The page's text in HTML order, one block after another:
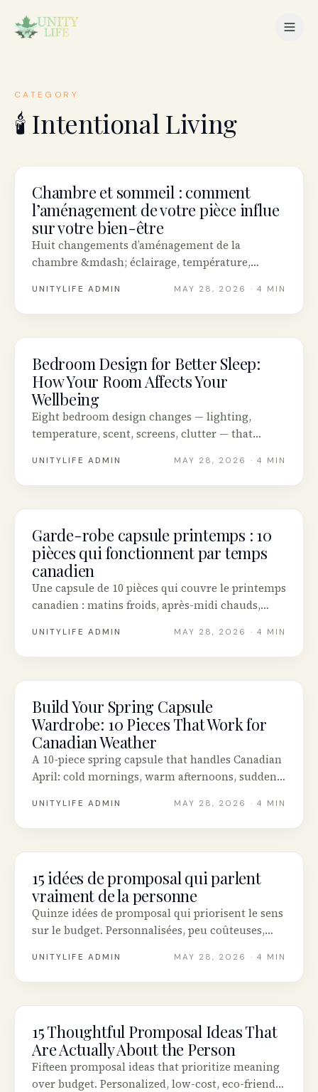
CATEGORY
🕯️ Intentional Living
INTENTIONAL LIVING
Chambre et sommeil : comment
l’aménagement de votre pièce influe
sur votre bien-être
Huit changements d’aménagement de la
chambre &mdash; éclairage, température,
améliorent réellement le sommeil des
Canadiens, sur un budget d’appartement réaliste.
UNITYLIFE ADMIN MAY 28, 2026 · 4 MIN
INTENTIONAL LIVING
Bedroom Design for Better Sleep:
How Your Room Affects Your
Wellbeing
Eight bedroom design changes — lighting,
temperature, scent, screens, clutter — that
apartment budget.
UNITYLIFE ADMIN MAY 28, 2026 · 4 MIN
INTENTIONAL LIVING
Garde-robe capsule printemps : 10
pièces qui fonctionnent par temps
canadien
Une capsule de 10 pièces qui couvre le printemps
canadien : matins froids, après-midi chauds,
canadiennes durables, des conseils friperies et
un plan tous budgets.
UNITYLIFE ADMIN MAY 28, 2026 · 4 MIN
INTENTIONAL LIVING
Build Your Spring Capsule
Wardrobe: 10 Pieces That Work for
Canadian Weather
A 10-piece spring capsule that handles Canadian
April: cold mornings, warm afternoons, sudden
thrift options and a build-on-any-budget plan.
UNITYLIFE ADMIN MAY 28, 2026 · 4 MIN
INTENTIONAL LIVING
15 idées de promposal qui parlent
vraiment de la personne
Quinze idées de promposal qui priorisent le sens
sur le budget. Personnalisées, peu coûteuses,
gérer un non.
UNITYLIFE ADMIN MAY 28, 2026 · 4 MIN
INTENTIONAL LIVING
15 Thoughtful Promposal Ideas That
Are Actually About the Person
Fifteen promposal ideas that prioritize meaning
over budget. Personalized, low-cost, eco-friendly